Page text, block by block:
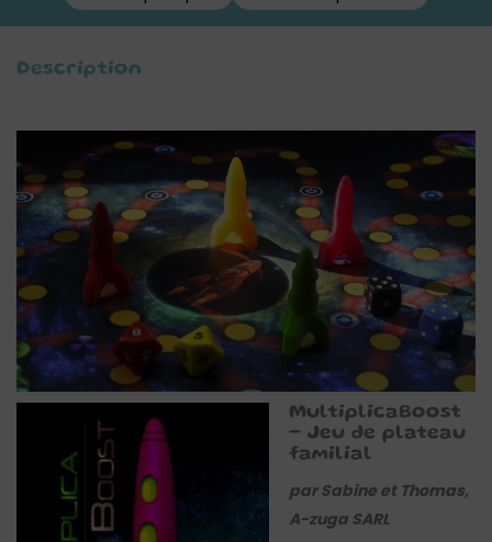
Description
MultiplicaBoost
– Jeu de plateau
familial
par Sabine et Thomas,
A-zuga SARL